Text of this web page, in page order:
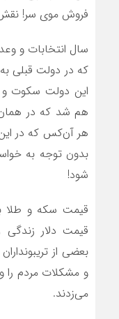
فروش موی سر!
سال انتخابات و
که در دولت قبلی
این دولت سکوت و
هم شد که در
هر آن‌کس که در
بدون توجه به
شود!
قیمت سکه و طلا
قیمت دلار
بعضی از
و مشکلات مردم را
می‌زدند.